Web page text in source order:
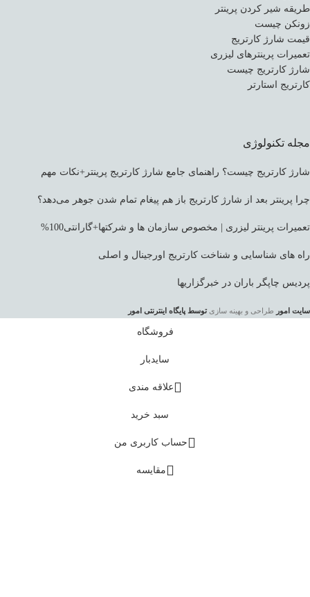
طریقه شیر کردن پرینتر
زونکن چیست
قیمت شارژ کارتریج
تعمیرات پرینترهای لیزری
شارژ کارتریج چیست
کارتریج استارتر
مجله تکنولوژی
شارژ کارتریج چیست؟ راهنمای جامع شارژ کارتریج پرینتر+نکات مهم
چرا پرینتر بعد از شارژ کارتریج باز هم پیغام تمام شدن جوهر می‌دهد؟
تعمیرات پرینتر لیزری | مخصوص سازمان ها و شرکتها+گارانتی100%
راه های شناسایی و شناخت کارتریج اورجینال و اصلی
پردیس چاپگر باران در خبرگزاریها
سایت امور طراحی و بهینه سازی توسط پایگاه اینترنتی امور
فروشگاه
سایدبار
علاقه مندی
سبد خرید
حساب کاربری من
مقایسه